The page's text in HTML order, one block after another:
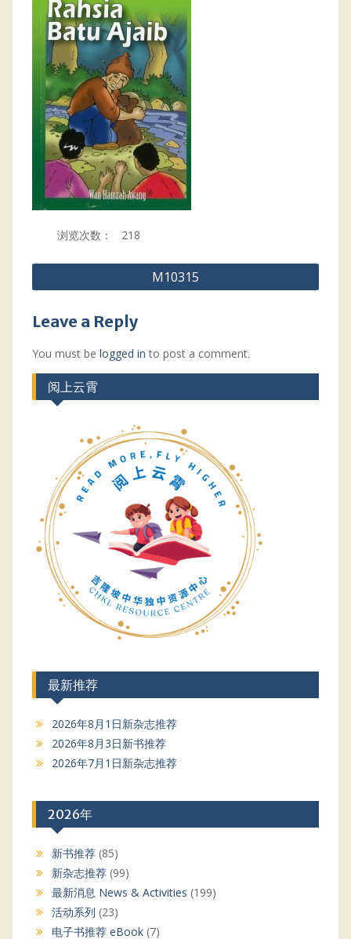
浏览次数： 218
Post
navigation
M10315
Leave a Reply
You must be logged in to post a comment.
阅上云霄
最新推荐
2026年8月1日新杂志推荐
2026年8月3日新书推荐
2026年7月1日新杂志推荐
2026年
新书推荐(85)
新杂志推荐(99)
最新消息 News & Activities (199)
活动系列 (23)
电子书推荐 eBook(7)